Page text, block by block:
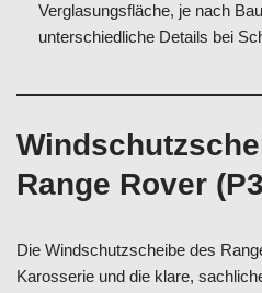
Verglasungsfläche, je nach
unterschiedliche Details bei
Range Rover
Die Windschutzscheibe des
Karosserie und die klare,